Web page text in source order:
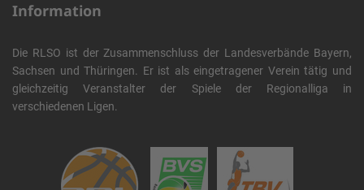
Information
Die RLSO ist der Zusammenschluss der Landesverbände Bayern,
Sachsen und Thüringen. Er ist als eingetragener Verein tätig und
gleichzeitig Veranstalter der Spiele der Regionalliga in
verschiedenen Ligen.